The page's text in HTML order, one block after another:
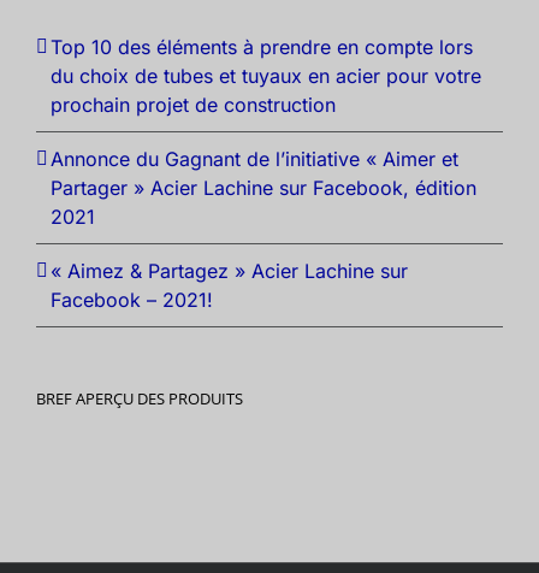
Top 10 des éléments à prendre en compte lors
du choix de tubes et tuyaux en acier pour votre
prochain projet de construction
Annonce du Gagnant de l’initiative « Aimer et
Partager » Acier Lachine sur Facebook, édition
2021
« Aimez & Partagez » Acier Lachine sur
Facebook – 2021!
BREF APERÇU DES PRODUITS